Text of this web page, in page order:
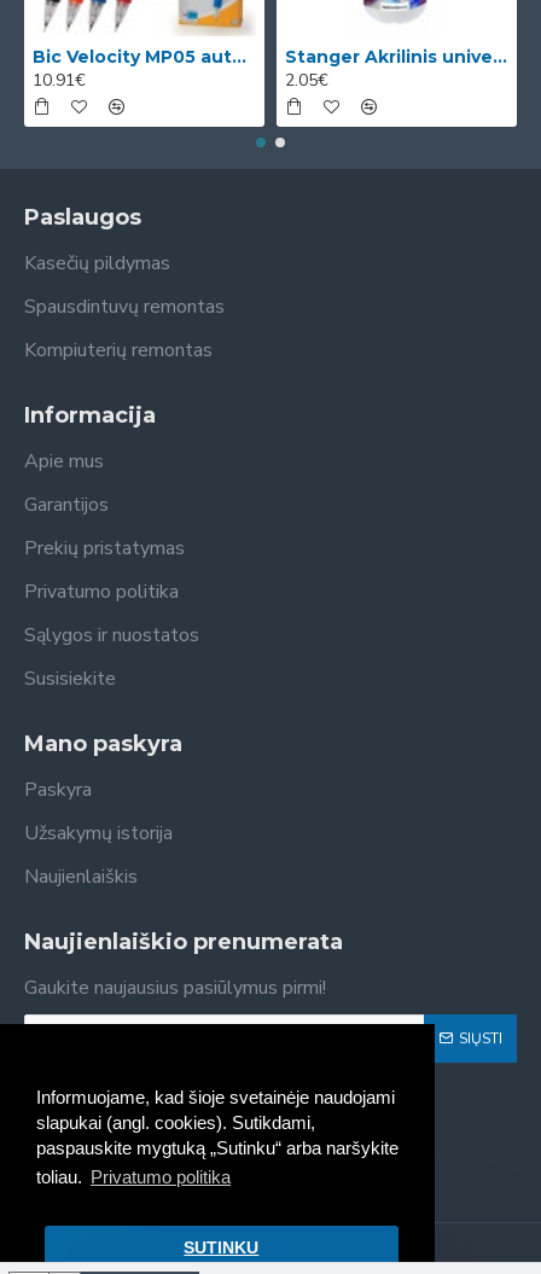
Informuojame, kad šioje svetainėje naudojami
slapukai (angl. cookies). Sutikdami,
paspauskite mygtuką „Sutinku“ arba naršykite
toliau. Privatumo politika
SUTINKU
Bic Velocity MP05 automatinis pieštukas su 3 x 0.5mm HB grafitais (dėžutėje 12vnt. skirtingomis korp
10.91€
Stanger Akrilinis universalus lakas, žvilgančio aukso efektas, 82 ml, 1 vnt KI12780A
2.05€
Paslaugos
Kasečių pildymas
Spausdintuvų remontas
Kompiuterių remontas
Informacija
Apie mus
Garantijos
Prekių pristatymas
Privatumo politika
Sąlygos ir nuostatos
Susisiekite
Mano paskyra
Paskyra
Užsakymų istorija
Naujienlaiškis
Naujienlaiškio prenumerata
Gaukite naujausius pasiūlymus pirmi!
SIŲSTI
Susipažinau ir sutinku su Privatumo politika
Kaseta - spausdintuvų kasečių